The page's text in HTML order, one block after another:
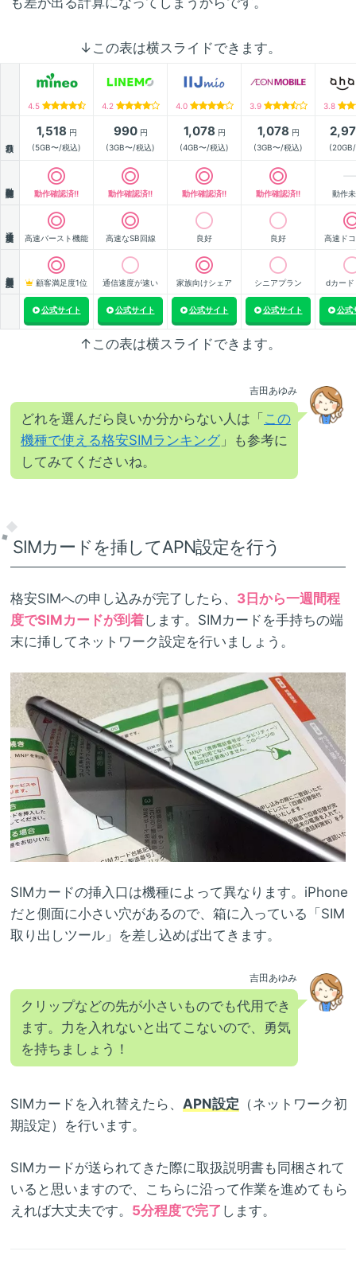
↓この表は横スライドできます。
4.5 4.2 4.0 3.9 3.8
1,518 円
(5GB〜/税込)
990円
(3GB〜/税込)
1,078 円
(4GB〜/税込)
1,078 円
(3GB〜/税込)
動作確認済!! 動作確認済!! 動作確認済!! 動作確認済!! 動作
高速バースト機能 高速なSB回線 良好 良好 高速ド
顧客満足度1位 通信速度が速い 家族向けシェア シニアプラン dカード
公式サイト 公式サイト 公式サイト 公式サイト 公式
↑この表は横スライドできます。
吉田あゆみ
どれを選んだら良いか分からない人は「 この
機種で使える格安SIMランキング 」も参考に
してみてくださいね。
SIMカードを挿してAPN設定を行う
格安SIMへの申し込みが完了したら、 3日から一週間程
度でSIMカードが到着します。SIMカードを手持ちの端
末に挿してネットワーク設定を行いましょう。
SIMカードの挿入口は機種によって異なります。iPhone
だと側面に小さい穴があるので、箱に入っている「SIM
取り出しツール」を差し込めば出てきます。
吉田あゆみ
クリップなどの先が小さいものでも代用でき
ます。力を入れないと出てこないので、勇気
を持ちましょう！
SIMカードを入れ替えたら、 APN設定 （ネットワーク初
期設定）を行います。
SIMカードが送られてきた際に取扱説明書も同梱されて
いると思いますので、こちらに沿って作業を進めてもら
えれば大丈夫です。 5分程度で完了 します。